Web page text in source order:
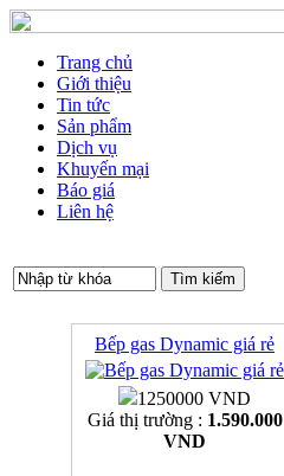
Trang chủ
Giới thiệu
Tin tức
Sản phẩm
Dịch vụ
Khuyến mại
Báo giá
Liên hệ
Bếp gas Dynamic giá rẻ
1250000 VND
Giá thị trường : 1.590.000
VND